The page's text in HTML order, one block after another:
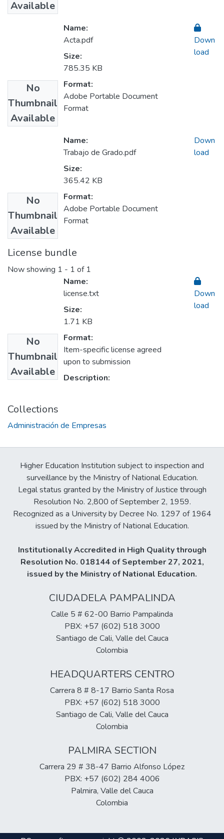
Available
No
Thumbnail
Available
Name:
Acta.pdf
Size:
785.35 KB
Format:
Adobe Portable Document
Format
Down
load
No
Thumbnail
Available
Name:
Trabajo de Grado.pdf
Size:
365.42 KB
Format:
Adobe Portable Document
Format
Down
load
License bundle
Now showing 1 - 1 of 1
No
Thumbnail
Available
Name:
license.txt
Size:
1.71 KB
Format:
Item-specific license agreed
upon to submission
Description:
Down
load
Collections
Administración de Empresas
Higher Education Institution subject to inspection and
surveillance by the Ministry of National Education.
Legal status granted by the Ministry of Justice through
Resolution No. 2,800 of September 2, 1959.
Recognized as a University by Decree No. 1297 of 1964
issued by the Ministry of National Education.
Institutionally Accredited in High Quality through
Resolution No. 018144 of September 27, 2021,
issued by the Ministry of National Education.
CIUDADELA PAMPALINDA
Calle 5 # 62-00 Barrio Pampalinda
PBX: +57 (602) 518 3000
Santiago de Cali, Valle del Cauca
Colombia
HEADQUARTERS CENTRO
Carrera 8 # 8-17 Barrio Santa Rosa
PBX: +57 (602) 518 3000
Santiago de Cali, Valle del Cauca
Colombia
PALMIRA SECTION
Carrera 29 # 38-47 Barrio Alfonso López
PBX: +57 (602) 284 4006
Palmira, Valle del Cauca
Colombia